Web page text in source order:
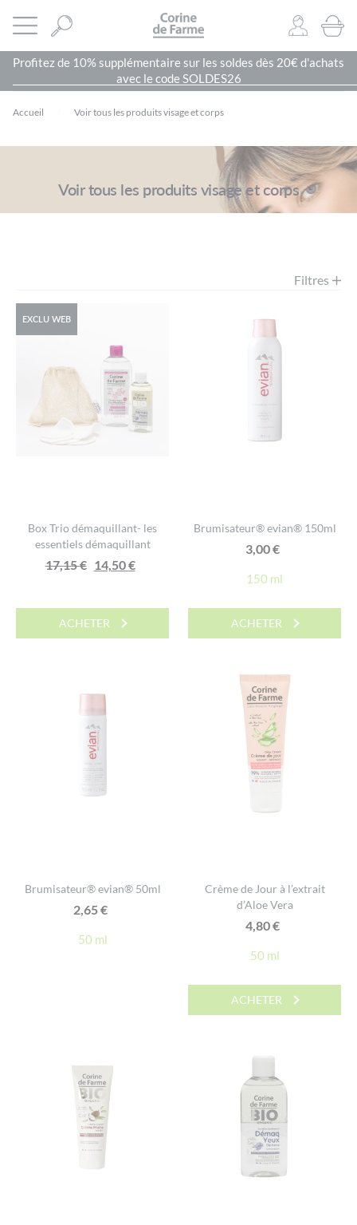
Ouvrir le menu CORINE DE FARME SITE OFFICIEL
0
Profitez de 10% supplémentaire sur les soldes dès 20€ d'achats
avec le code SOLDES26
Accueil Voir tous les produits visage et corps
Voir tous les produits visage et corps
Filtres
EXCLU WEB
Box Trio démaquillant- les
essentiels démaquillant
17,15€ Le
était :
17,15 €.
14,50€
14,50 €.
ACHETER
Brumisateur® evian® 150ml
3,00€
150 ml
ACHETER
Brumisateur® evian® 50ml
2,65€
50 ml
Crème de Jour à l’extrait
d’Aloe Vera
4,80€
50 ml
ACHETER